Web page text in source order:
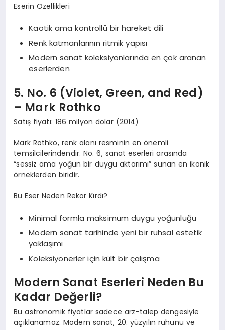
Eserin Özellikleri
Kaotik ama kontrollü bir hareket dili
Renk katmanlarının ritmik yapısı
Modern sanat koleksiyonlarında en çok aranan
eserlerden
5. No. 6 (Violet, Green, and Red)
– Mark Rothko
Satış fiyatı: 186 milyon dolar (2014)
Mark Rothko, renk alanı resminin en önemli
temsilcilerindendir. No. 6, sanat eserleri arasında
“sessiz ama yoğun bir duygu aktarımı” sunan en ikonik
örneklerden biridir.
Bu Eser Neden Rekor Kırdı?
Minimal formla maksimum duygu yoğunluğu
Modern sanat tarihinde yeni bir ruhsal estetik
yaklaşımı
Koleksiyonerler için kült bir çalışma
Modern Sanat Eserleri Neden Bu
Kadar Değerli?
Bu astronomik fiyatlar sadece arz–talep dengesiyle
açıklanamaz. Modern sanat, 20. yüzyılın ruhunu ve